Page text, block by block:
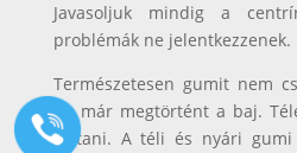
Javasoljuk mindig a
problémák ne jelentkezzenek.
Természetesen gumit nem
ha már megtörtént a baj.
váltani. A téli és nyári gumi